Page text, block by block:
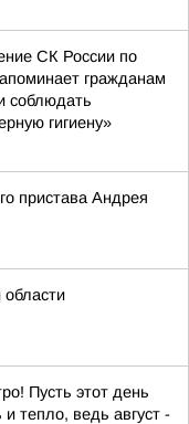
СК России по
гражданам
соблюдать
гигиену»
пристава Андрея
области
Пусть этот день
и тепло, ведь август -